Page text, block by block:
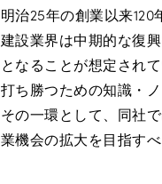
明治25年の創業以来
建設業界は中期的な復
となることが想定され
打ち勝つための知識・
その一環として、同社
業機会の拡大を目指す